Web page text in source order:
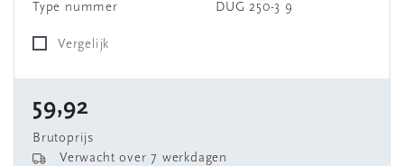
Type nummer
DUG 250-3 9
Vergelijk
59,92
Brutoprijs
Verwacht over 7 werkdagen